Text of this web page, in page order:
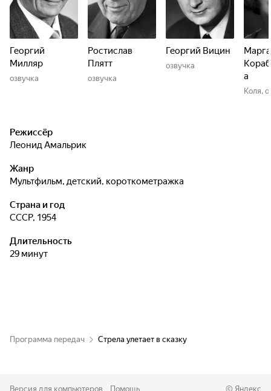
Георгий
Милляр
озвучка
Ростислав
Плятт
озвучка
Георгий Вицин
озвучка
а
Коля,
Режиссёр
Леонид Амальрик
Жанр
мультфильм, детский, короткометражка
Страна и год
СССР, 1954
Длительность
29 минут
Программа передач Стрела улетает в сказку
Версия для компьютеров Помощь © Яндекс